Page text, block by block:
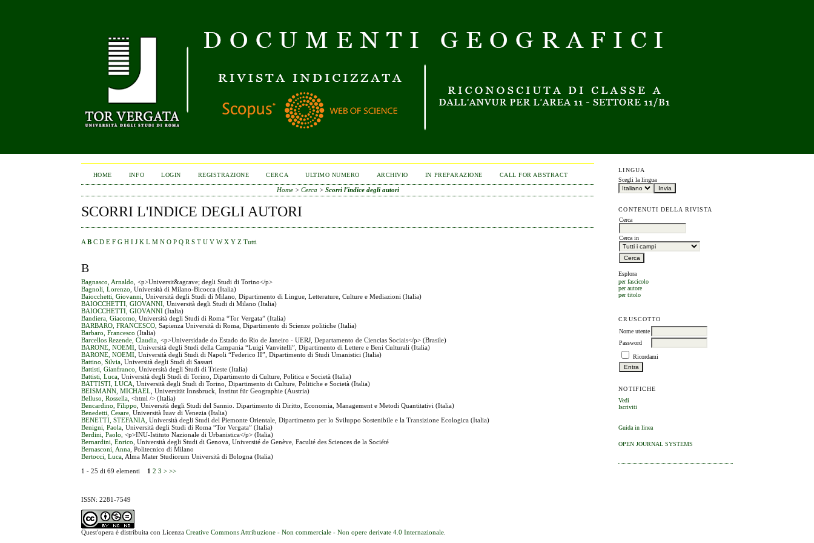
LINGUA
Scegli la lingua
CONTENUTI DELLA RIVISTA
Cerca
Cerca in
Esplora
per fascicolo
per autore
per titolo
CRUSCOTTO
Nome utente
Password
Ricordami
NOTIFICHE
Vedi
Iscriviti
Guida in linea
OPEN JOURNAL SYSTEMS
HOME INFO LOGIN REGISTRAZIONE CERCA ULTIMO NUMERO ARCHIVIO IN PREPARAZIONE CALL FOR ABSTRACT
Home> Cerca > Scorri l'indice degli autori
SCORRI L'INDICE DEGLI AUTORI
A B C D E F G H I J K L M N O P Q R S T U V W X Y Z Tutti
B
Bagnasco, Arnaldo , <p>Universit&agrave; degli Studi di Torino</p>
Bagnoli, Lorenzo , Università di Milano-Bicocca (Italia)
Baiocchetti, Giovanni , Università degli Studi di Milano, Dipartimento di Lingue, Letterature, Culture e Mediazioni (Italia)
BAIOCCHETTI, GIOVANNI , Università degli Studi di Milano (Italia)
BAIOCCHETTI, GIOVANNI (Italia)
Bandiera, Giacomo , Università degli Studi di Roma “Tor Vergata” (Italia)
BARBARO, FRANCESCO , Sapienza Università di Roma, Dipartimento di Scienze politiche (Italia)
Barbaro, Francesco (Italia)
Barcellos Rezende, Claudia , <p>Universidade do Estado do Rio de Janeiro - UERJ, Departamento de Ciencias Sociais</p> (Brasile)
BARONE, NOEMI , Università degli Studi della Campania “Luigi Vanvitelli”, Dipartimento di Lettere e Beni Culturali (Italia)
BARONE, NOEMI , Università degli Studi di Napoli “Federico II”, Dipartimento di Studi Umanistici (Italia)
Battino, Silvia , Università degli Studi di Sassari
Battisti, Gianfranco , Università degli Studi di Trieste (Italia)
Battisti, Luca , Università degli Studi di Torino, Dipartimento di Culture, Politica e Società (Italia)
BATTISTI, LUCA , Università degli Studi di Torino, Dipartimento di Culture, Politiche e Società (Italia)
BEISMANN, MICHAEL , Universität Innsbruck, Institut für Geographie (Austria)
Belluso, Rossella , <html /> (Italia)
Bencardino, Filippo , Università degli Studi del Sannio. Dipartimento di Diritto, Economia, Management e Metodi Quantitativi (Italia)
Benedetti, Cesare , Università Iuav di Venezia (Italia)
BENETTI, STEFANIA , Università degli Studi del Piemonte Orientale, Dipartimento per lo Sviluppo Sostenibile e la Transizione Ecologica (Italia)
Benigni, Paola , Università degli Studi di Roma “Tor Vergata” (Italia)
Berdini, Paolo , <p>INU-Istituto Nazionale di Urbanistica</p> (Italia)
Bernardini, Enrico , Università degli Studi di Genova, Université de Genève, Faculté des Sciences de la Société
Bernasconi, Anna , Politecnico di Milano
Bertocci, Luca , Alma Mater Studiorum Università di Bologna (Italia)
1 - 25 di 69 elementi 1 2 3 > >>
ISSN: 2281-7549
Quest'opera è distribuita con LicenzaCreative Commons Attribuzione - Non commerciale - Non opere derivate 4.0 Internazionale.